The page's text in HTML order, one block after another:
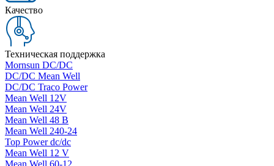
Качество
Техническая поддержка
Mornsun DC/DC
DC/DC Mean Well
DC/DC Traco Power
Mean Well 12V
Mean Well 24V
Mean Well 48 В
Mean Well 240-24
Top Power dc/dc
Mean Well 12 V
Mean Well 60-12